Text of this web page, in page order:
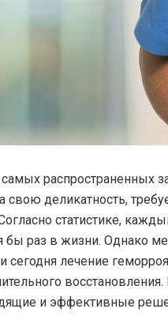
распространенных
свою деликатность,
статистике,
бы раз в жизни. Однако
сегодня лечение
и эффективные